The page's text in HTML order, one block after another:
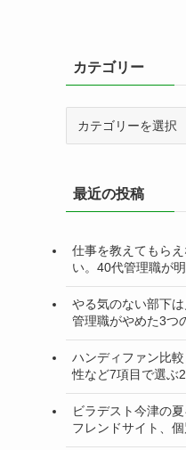
カテゴリー
ー最近の投稿
仕事を教えてもら
い。40代管理職が
やる気のない部下
管理職がやめた3つ
ハンディファン比
性など7項目で選ぶ
ビラデスト今津の
フレンドサイト、